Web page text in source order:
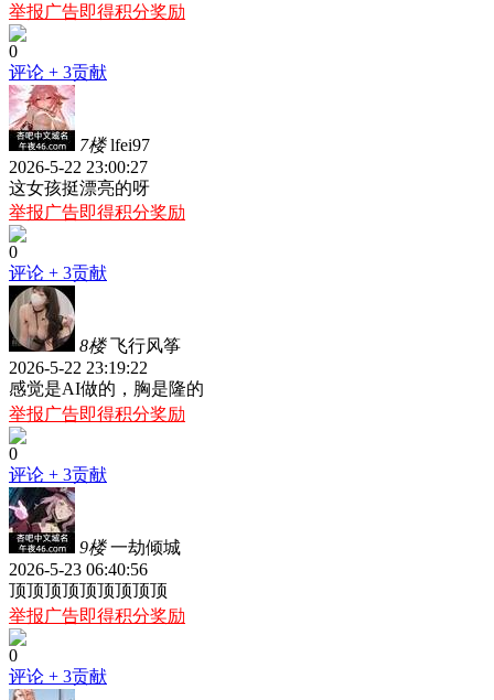
举报广告即得积分奖励
0
评论 + 3贡献
7楼 lfei97
2026-5-22 23:00:27
这女孩挺漂亮的呀
举报广告即得积分奖励
0
评论 + 3贡献
8楼 飞行风筝
2026-5-22 23:19:22
感觉是AI做的，胸是隆的
举报广告即得积分奖励
0
评论 + 3贡献
9楼 一劫倾城
2026-5-23 06:40:56
顶顶顶顶顶顶顶顶顶
举报广告即得积分奖励
0
评论 + 3贡献